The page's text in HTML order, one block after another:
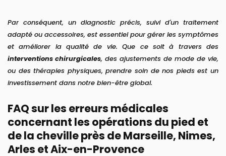
Par conséquent, un diagnostic précis, suivi d'un traitement
adapté ou accessoires, est essentiel pour gérer les symptômes
et améliorer la qualité de vie. Que ce soit à travers des
interventions chirurgicales, des ajustements de mode de vie,
ou des thérapies physiques, prendre soin de nos pieds est un
investissement dans notre bien-être global.
FAQ sur les erreurs médicales
concernant les opérations du pied et
de la cheville près de Marseille, Nimes,
Arles et Aix-en-Provence